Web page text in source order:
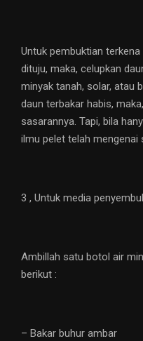
Untuk pembuktian
dituju, maka, celupkan
minyak tanah, solar, atau
daun terbakar habis,
sasarannya. Tapi, bila
ilmu pelet telah mengenai
3 , Untuk media
Ambillah satu botol air
berikut :
– Bakar buhur ambar